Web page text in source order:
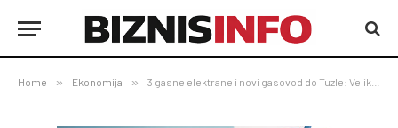
Home » Ekonomija » 3 gasne elektrane i novi gasovod do Tuzle: Veliki energetski projekt ulazi u završnu fazu